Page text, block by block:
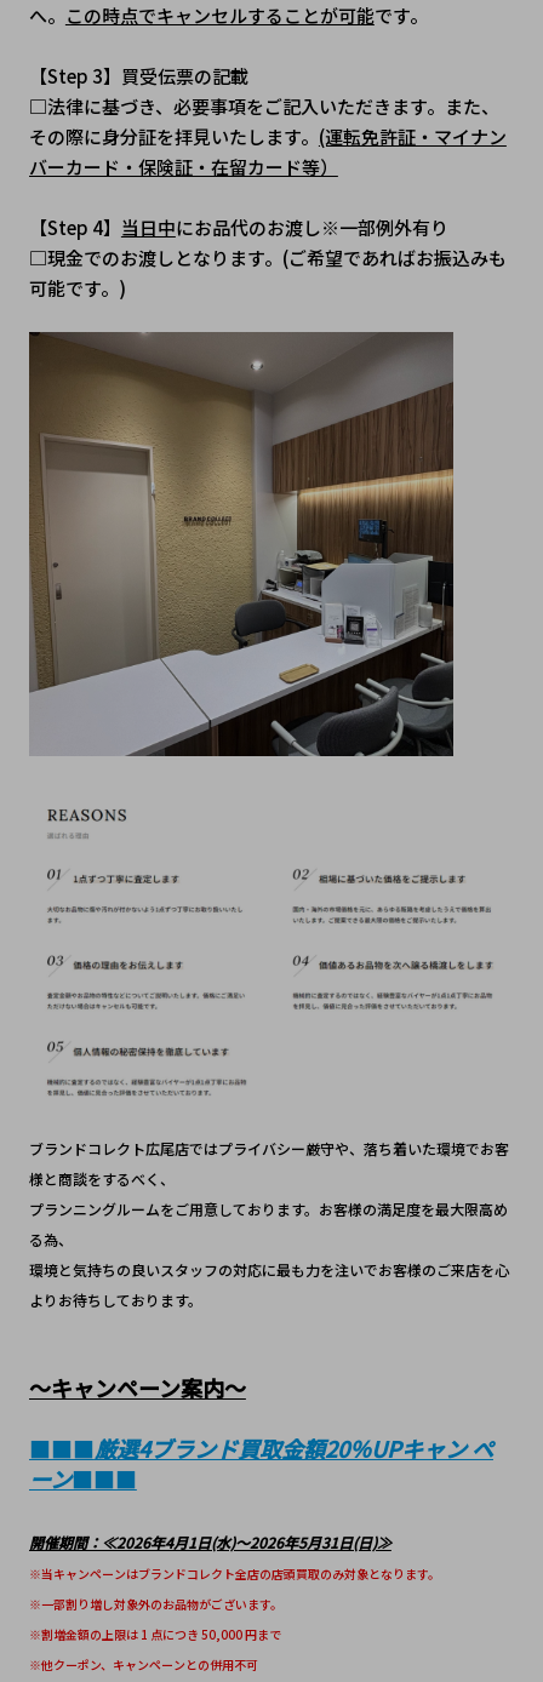
へ。 この時点でキャンセルすることが可能です。
【Step 3】買受伝票の記載
□法律に基づき、必要事項をご記入いただきます。また、
その際に身分証を拝見いたします。 (運転免許証・マイナン
バーカード・保険証・在留カード等）
【Step 4】 当日中にお品代のお渡し※一部例外有り
□現金でのお渡しとなります。(ご希望であればお振込みも
可能です。)
ブランドコレクト広尾店ではプライバシー厳守や、落ち着いた環境でお客
様と商談をするべく、
プランニングルームをご用意しております。お客様の満足度を最大限高め
る為、
環境と気持ちの良いスタッフの対応に最も力を注いでお客様のご来店を心
よりお待ちしております。
～キャンペーン案内～
■■■厳選4ブランド買取金額20％UPキャン ペ
ーン■■■
開催期間：≪2026年4月1日(水)～2026年5月31日(日)≫
※当キャンペーンはブランドコレクト全店の店頭買取のみ対象となります。
※一部割り増し対象外のお品物がございます。
※割増金額の上限は 1 点につき 50,000 円まで
※他クーポン、キャンペーンとの併用不可